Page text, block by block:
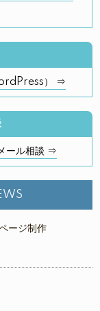
） ⇒
ール相談 ⇒
ージ制作